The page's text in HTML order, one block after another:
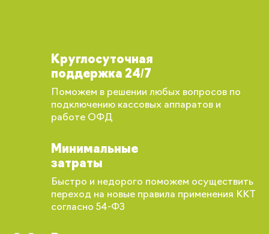
Круглосуточная
поддержка 24/7
Поможем в решении любых вопросов по
подключению кассовых аппаратов и
работе ОФД
Минимальные
затраты
Быстро и недорого поможем осуществить
переход на новые правила применения ККТ
согласно 54-ФЗ